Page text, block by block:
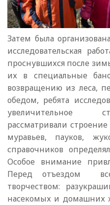
Затем была
исследовательская
проснувшихся после
их в специальные
возвращению из леса,
обедом, ребята
увеличительное
рассматривали
муравьев, пауков,
справочников
Особое внимание
Перед отъездом
творчеством:
насекомых и домашних